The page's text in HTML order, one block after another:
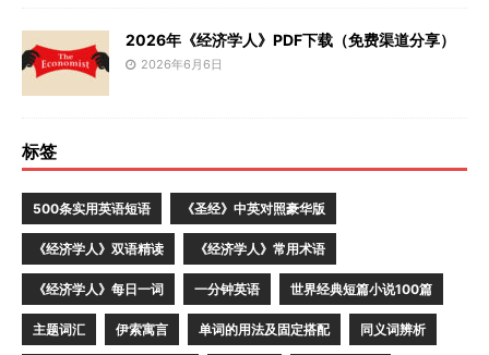
2026年《经济学人》PDF下载（免费渠道分享）
2026年6月6日
标签
500条实用英语短语 《圣经》中英对照豪华版
《经济学人》双语精读 《经济学人》常用术语
《经济学人》每日一词 一分钟英语 世界经典短篇小说100篇
主题词汇 伊索寓言 单词的用法及固定搭配 同义词辨析